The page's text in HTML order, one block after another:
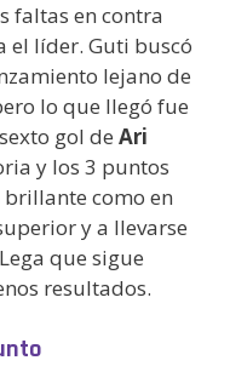
faltas en contra
el líder. Guti buscó
lejano de
lo que llegó fue
gol de Ari
y los 3 puntos
como en
y a llevarse
que sigue
resultados.